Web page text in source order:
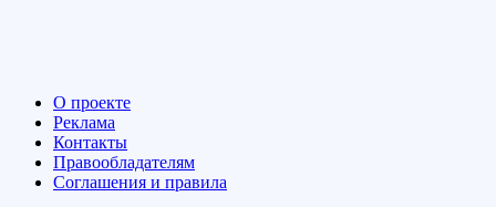
О проекте
Реклама
Контакты
Правообладателям
Соглашения и правила